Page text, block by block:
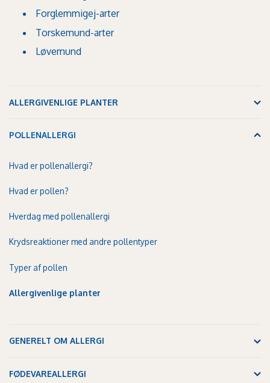
Forglemmigej-arter
Torskemund-arter
Løvemund
ALLERGIVENLIGE PLANTER
POLLENALLERGI
Hvad er pollenallergi?
Hvad er pollen?
Hverdag med pollenallergi
Krydsreaktioner med andre pollentyper
Typer af pollen
Allergivenlige planter
GENERELT OM ALLERGI
FØDEVAREALLERGI